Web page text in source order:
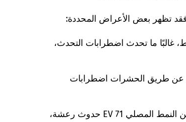
تظهر بعض الأعراض المحددة:
غالبًا ما تحدث اضطرابات التحدث،
عن طريق الحشرات اضطرابات
قد تسبب الإصابة بالفيروسات المعوية من النمط المصلي EV 71 حدوث رعشة،